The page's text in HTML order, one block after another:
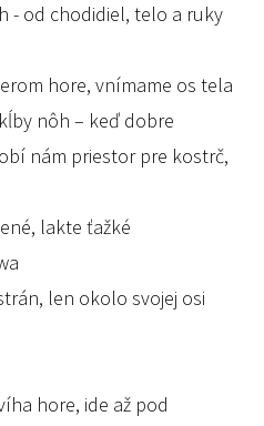
- od chodidiel, telo a ruky
hore, vnímame os tela
nôh – keď dobre
nám priestor pre kostrč,
lakte ťažké
len okolo svojej osi
hore, ide až pod